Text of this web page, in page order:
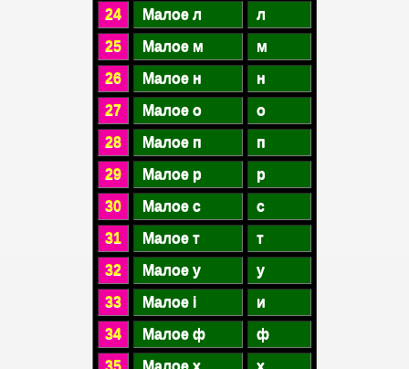
24 Малое л л
25 Малое м м
26 Малое н н
27 Малое о о
28 Малое п п
29 Малое р р
30 Малое с с
31 Малое т т
32 Малое у у
33 Малое і и
34 Малое ф ф
35 Малое х х